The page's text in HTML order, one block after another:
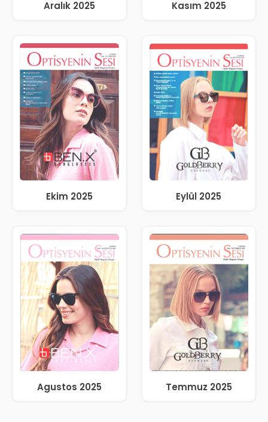
Aralık 2025 Kasım 2025
Ekim 2025 Eylül 2025
Agustos 2025 Temmuz 2025